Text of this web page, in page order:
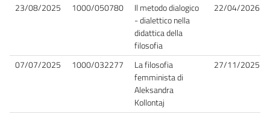
23/08/2025
1000/050780
Il metodo dialogico
- dialettico nella
didattica della
filosofia
22/04/2026
07/07/2025 1000/032277
La filosofia
femminista di
Aleksandra
Kollontaj
27/11/2025